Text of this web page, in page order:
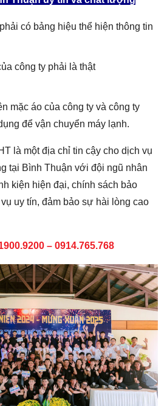
có bảng hiệu thể hiện thông tin
công ty phải là thật
mặc áo của công ty và công ty
để vận chuyển máy lạnh.
là một địa chỉ tin cậy cho dịch vụ
tại Bình Thuận với đội ngũ nhân
kiện hiện đại, chính sách bảo
uy tín, đảm bảo sự hài lòng cao
– 0914.765.768